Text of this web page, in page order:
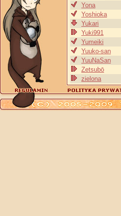
Yona
Yoshioka
Yukari
Yuki991
Yumeiki
Yuuko-san
YuuNaSan
Zetsubō
zielona